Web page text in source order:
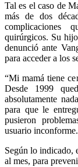
Tal es el caso de
más de dos
complicaciones
quirúrgicos. Su
denunció ante
para acceder a los
“Mi mamá tiene
Desde 1999
absolutamente
para que le
pusieron
usuario inconforme.
Según lo indicado,
al mes, para